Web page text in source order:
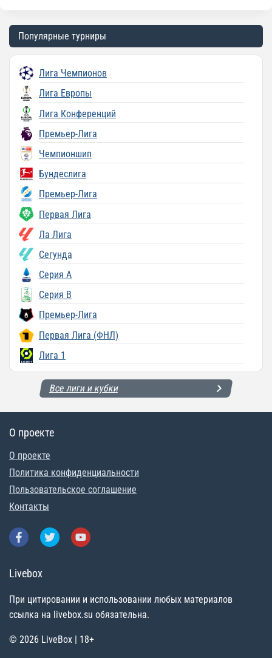
Популярные турниры
Лига Чемпионов
Лига Европы
Лига Конференций
Премьер-Лига
Чемпионшип
Бундеслига
Премьер-Лига
Первая Лига
Ла Лига
Сегунда
Серия A
Серия B
Премьер-Лига
Первая Лига (ФНЛ)
Лига 1
Все лиги и кубки
О проекте
О проекте
Политика конфиденциальности
Пользовательское соглашение
Контакты
Livebox
При цитировании и использовании любых материалов
ссылка на livebox.su обязательна.
© 2026 LiveBox | 18+